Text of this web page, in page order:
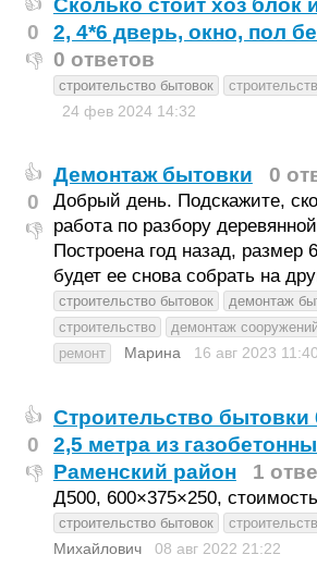
👍
0
👎
Сколько стоит хоз блок
2, 4*6 дверь, окно, пол
0 ответов
строительство бытовок
24 фев 2024 14:32
👍
0
👎
Демонтаж бытовки 0
Добрый день. Подскажите,
работа по разбору
Построена год назад, размер
будет ее снова собрать на
строительство бытовок
демонтаж
строительство
демонтаж
ремонт
Марина 16 авг 2023 11:40
👍
0
👎
Строительство бытовки
2,5 метра из
Раменский район
1
Д500, 600×375×250,
строительство бытовок
Михайлович
08 авг 2022 21:22